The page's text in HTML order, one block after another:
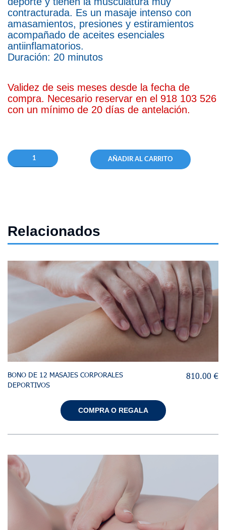
contracturada. Es un masaje intenso con
amasamientos, presiones y estiramientos
acompañado de aceites esenciales
antiinflamatorios.
Duración: 20 minutos
Validez de seis meses desde la fecha de
compra. Necesario reservar en el 918 103 526
con un mínimo de 20 días de antelación.
AÑADIR AL CARRITO
Relacionados
BONO DE 12 MASAJES CORPORALES
DEPORTIVOS
810.00 €
COMPRA O REGALA